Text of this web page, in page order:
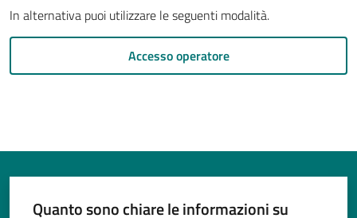
su
In alternativa puoi utilizzare le seguenti modalità.
Accesso operatore
Quanto sono chiare le informazioni su